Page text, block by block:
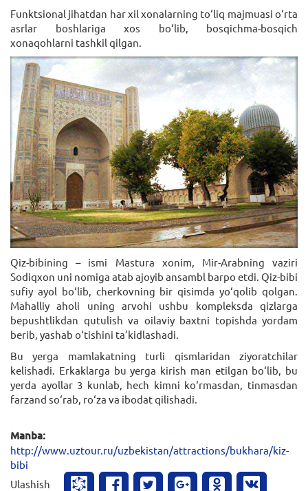
Funktsional jihatdan har xil xonalarning to‘liq majmuasi o‘rta
asrlar boshlariga xos bo‘lib, bosqichma-bosqich
xonaqohlarni tashkil qilgan.
Qiz-bibining – ismi Mastura xonim, Mir-Arabning vaziri
Sodiqxon uni nomiga atab ajoyib ansambl barpo etdi. Qiz-bibi
sufiy ayol bo‘lib, cherkovning bir qisimda yo‘qolib qolgan.
Mahalliy aholi uning arvohi ushbu kompleksda qizlarga
bepushtlikdan qutulish va oilaviy baxtni topishda yordam
berib, yashab o‘tishini ta’kidlashadi.
Bu yerga mamlakatning turli qismlaridan ziyoratchilar
kelishadi. Erkaklarga bu yerga kirish man etilgan bo‘lib, bu
yerda ayollar 3 kunlab, hech kimni ko‘rmasdan, tinmasdan
farzand so‘rab, ro‘za va ibodat qilishadi.
Manba:
http://www.uztour.ru/uzbekistan/attractions/bukhara/kiz-
bibi
Ulashish